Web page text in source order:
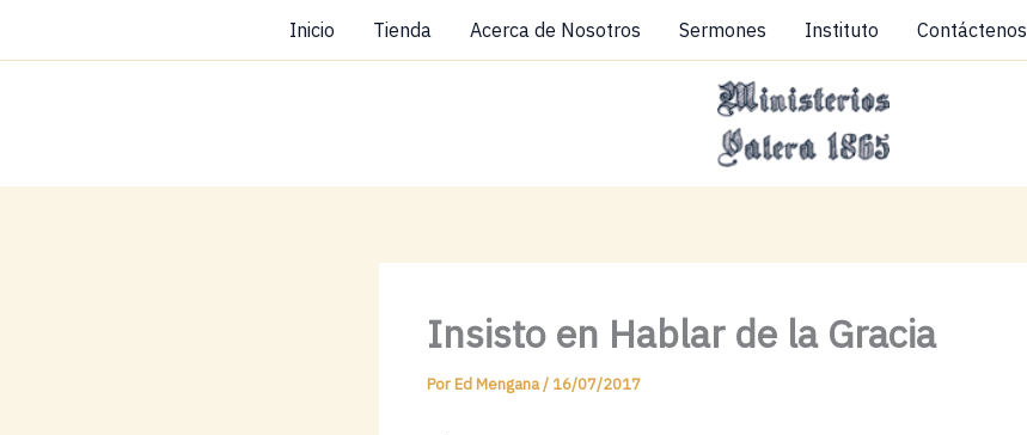
Inicio Tienda Acerca de Nosotros Sermones Instituto Contáctenos
Insisto en Hablar de la Gracia
PorEd Mengana/ 16/07/2017